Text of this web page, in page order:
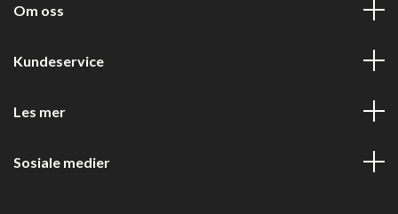
Om oss
Kundeservice
Les mer
Sosiale medier